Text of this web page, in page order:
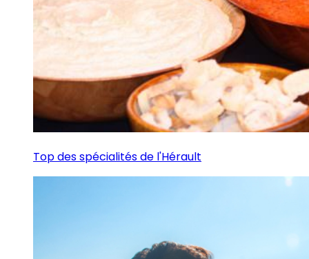
Top des spécialités de l'Hérault